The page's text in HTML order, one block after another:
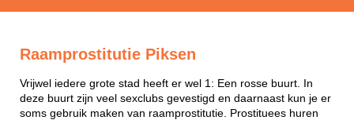
Raamprostitutie Piksen
Vrijwel iedere grote stad heeft er wel 1: Een rosse buurt. In
deze buurt zijn veel sexclubs gevestigd en daarnaast kun je er
soms gebruik maken van raamprostitutie. Prostituees huren